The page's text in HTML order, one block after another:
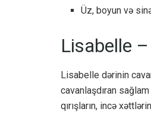
Üz, boyun və
Lisabelle
Lisabelle dərinin
cavanlaşdıran
qırışların, incə